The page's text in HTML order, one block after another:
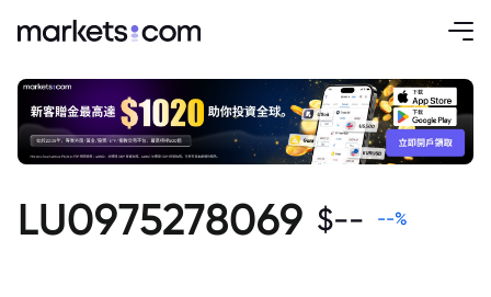
LU0975278069 $-- --%